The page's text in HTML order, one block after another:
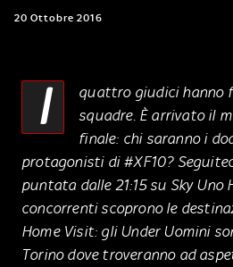
SKY.IT
20 Ottobre 2016
I
quattro giudici hanno
squadre. È arrivato il
finale: chi saranno i
protagonisti di #XF10?
puntata dalle 21:15 su Sky Uno
concorrenti scoprono le
Home Visit: gli Under Uomini
Torino dove troveranno ad